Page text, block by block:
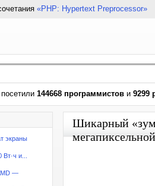
«PHP: Hypertext Preprocessor»
144668 программистов и 9299
экраны
и...
—
Шикарный